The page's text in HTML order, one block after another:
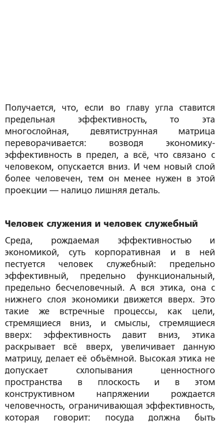
Получается, что, если во главу угла ставится
предельная эффективность, то эта
многослойная, девятиструнная матрица
переворачивается: возводя экономику-
эффективность в предел, а всё, что связано с
человеком, опускается вниз. И чем новый слой
более человечен, тем он менее нужен в этой
проекции — налицо лишняя деталь.
Человек служения и человек служебный
Среда, рождаемая эффективностью и
экономикой, суть корпоративная и в ней
пестуется человек служебный: предельно
эффективный, предельно функциональный,
предельно бесчеловечный. А вся этика, она с
нижнего слоя экономики движется вверх. Это
такие же встречные процессы, как цели,
стремящиеся вниз, и смыслы, стремящиеся
вверх: эффективность давит вниз, этика
раскрывает всё вверх, увеличивает данную
матрицу, делает её объёмной. Высокая этика не
допускает схлопывания ценностного
пространства в плоскость и в этом
конструктивном напряжении рождается
человечность, ограничивающая эффективность,
которая говорит: посуда должна быть